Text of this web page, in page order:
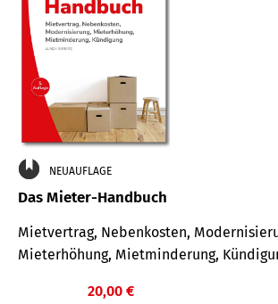
NEUAUFLAGE
Das Mieter-Handbuch
Mietvertrag, Nebenkosten,
Mieterhöhung, Mietminderung,
20,00 €